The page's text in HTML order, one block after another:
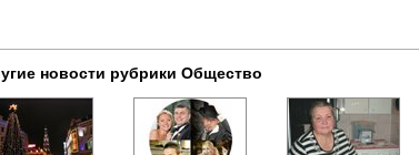
новости рубрики Общество